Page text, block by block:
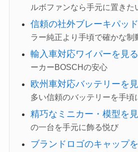
ルボファンなら手元に置きた
信頼の社外ブレーキパッ
ラー純正より手頃で確かな制
輸入車対応ワイパーを見る
ーカーBOSCHの安心
欧州車対応バッテリーを
多い信頼のバッテリーを手頃
精巧なミニカー・模型を
の一台を手元に飾る悦び
ブランドロゴのキャップ